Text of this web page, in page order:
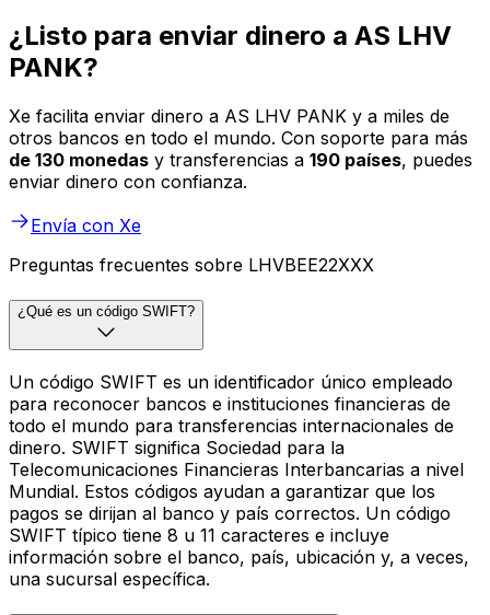
¿Listo para enviar dinero a AS LHV
PANK?
Xe facilita enviar dinero a AS LHV PANK y a miles de
otros bancos en todo el mundo. Con soporte para más
de 130 monedas y transferencias a 190 países, puedes
enviar dinero con confianza.
Envía con Xe
Preguntas frecuentes sobre LHVBEE22XXX
¿Qué es un código SWIFT?
Un código SWIFT es un identificador único empleado
para reconocer bancos e instituciones financieras de
todo el mundo para transferencias internacionales de
dinero. SWIFT significa Sociedad para la
Telecomunicaciones Financieras Interbancarias a nivel
Mundial. Estos códigos ayudan a garantizar que los
pagos se dirijan al banco y país correctos. Un código
SWIFT típico tiene 8 u 11 caracteres e incluye
información sobre el banco, país, ubicación y, a veces,
una sucursal específica.